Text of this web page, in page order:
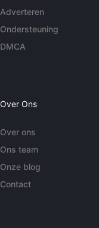
Adverteren
Ondersteuning
DMCA
Over Ons
Over ons
Ons team
Onze blog
Contact